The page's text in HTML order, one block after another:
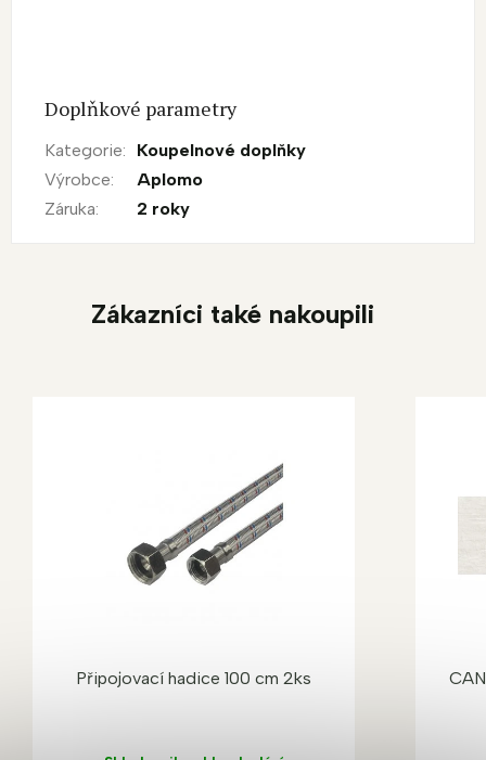
Doplňkové parametry
Kategorie:
Koupelnové doplňky
Výrobce:
Aplomo
Záruka: 2 roky
Zákazníci také nakoupili
Připojovací hadice 100 cm 2ks